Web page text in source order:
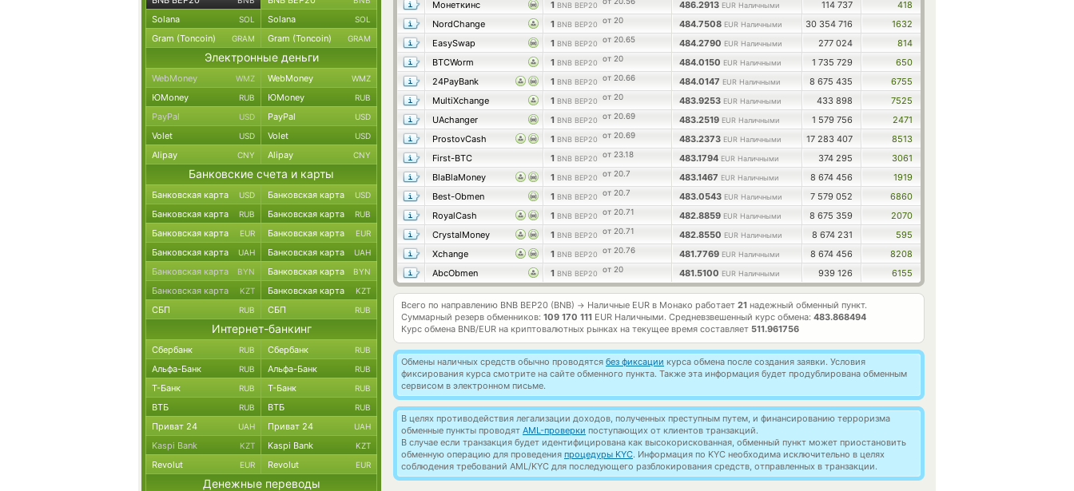
Монеткинс
1 BNB BEP20 486.2913 EUR Наличными 114 737
418
NordChange
1 BNB BEP20 от 20 484.7508 EUR Наличными 30 354 716
1632
EasySwap
1 BNB BEP20 от 20.65 484.2790 EUR Наличными 277 024
814
BTCWorm
1 BNB BEP20 от 20 484.0150 EUR Наличными 1 735 729
650
24PayBank
1 BNB BEP20 от 20.66 484.0147 EUR Наличными 8 675 435
6755
MultiXchange
1 BNB BEP20 от 20 483.9253 EUR Наличными 433 898
7525
UAchanger
1 BNB BEP20 от 20.69 483.2519 EUR Наличными 1 579 756
2471
ProstovCash
1 BNB BEP20 от 20.69 483.2373 EUR Наличными 17 283 407
8513
First-BTC
1 BNB BEP20 от 23.18 483.1794 EUR Наличными 374 295
3061
BlaBlaMoney
1 BNB BEP20 от 20.7 483.1467 EUR Наличными 8 674 456
1919
Best-Obmen
1 BNB BEP20 от 20.7 483.0543 EUR Наличными 7 579 052
6860
RoyalCash
1 BNB BEP20 от 20.71 482.8859 EUR Наличными 8 675 359
2070
CrystalMoney
1 BNB BEP20 от 20.71 482.8550 EUR Наличными 8 674 231
595
Xchange
1 BNB BEP20 от 20.76 481.7769 EUR Наличными 8 674 456
8208
AbcObmen
1 BNB BEP20 от 20 481.5100 EUR Наличными 939 126 6155
Всего по направлению BNB BEP20 (BNB) → Наличные EUR в Монако работает 21 надежный обменный пункт.
Суммарный резерв обменников: 109 170 111 EUR Наличными. Средневзвешенный курс обмена: 483.868494
Курс обмена BNB/EUR на криптовалютных рынках на текущее время составляет 511.961756
Обмены наличных средств обычно проводятся без фиксации курса обмена после создания заявки. Условия
фиксирования курса смотрите на сайте обменного пункта. Также эта информация будет продублирована обменным
сервисом в электронном письме.
В целях противодействия легализации доходов, полученных преступным путем, и финансированию терроризма
обменные пункты проводят AML-проверки поступающих от клиентов транзакций.
В случае если транзакция будет идентифицирована как высокорискованная, обменный пункт может приостановить
обменную операцию для проведения процедуры KYC. Информация по KYC необходима исключительно в целях
соблюдения требований AML/KYC для последующего разблокирования средств, отправленных в транзакции.
Solana SOL Solana SOL
Gram (Toncoin) GRAM Gram (Toncoin) GRAM
Электронные деньги
WebMoney WMZ WebMoney WMZ
ЮMoney RUB ЮMoney RUB
PayPal USD PayPal USD
Volet USD Volet USD
Alipay CNY Alipay CNY
Банковские счета и карты
Банковская карта USD Банковская карта USD
Банковская карта RUB Банковская карта RUB
Банковская карта EUR Банковская карта EUR
Банковская карта UAH Банковская карта UAH
Банковская карта BYN Банковская карта BYN
Банковская карта KZT Банковская карта KZT
СБП RUB СБП RUB
Интернет-банкинг
Сбербанк RUB Сбербанк RUB
Альфа-Банк RUB Альфа-Банк RUB
Т-Банк RUB Т-Банк RUB
ВТБ RUB ВТБ RUB
Приват 24 UAH Приват 24 UAH
Kaspi Bank KZT Kaspi Bank KZT
Revolut EUR Revolut EUR
Денежные переводы